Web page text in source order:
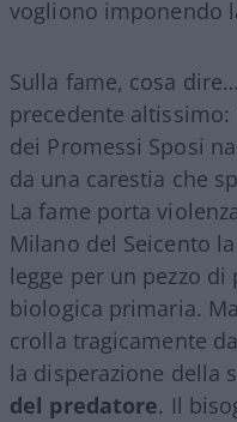
vogliono imponendo
Sulla fame, cosa
precedente altissimo:
dei Promessi Sposi
da una carestia che
La fame porta
Milano del Seicento
legge per un pezzo di
biologica primaria.
crolla tragicamente
la disperazione della
del predatore. Il